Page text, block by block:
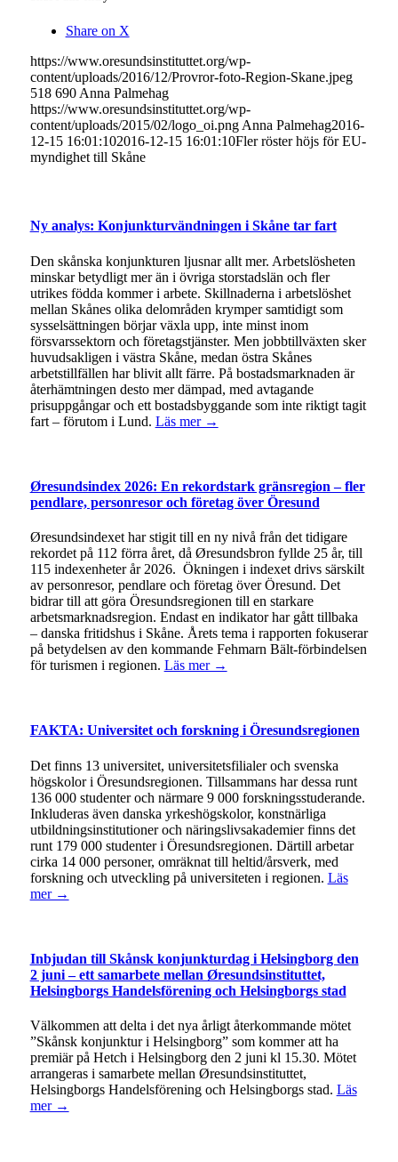
Share on X
https://www.oresundsinstituttet.org/wp-
content/uploads/2016/12/Provror-foto-Region-Skane.jpeg
518 690 Anna Palmehag
https://www.oresundsinstituttet.org/wp-
content/uploads/2015/02/logo_oi.png Anna Palmehag2016-
12-15 16:01:102016-12-15 16:01:10Fler röster höjs för EU-
myndighet till Skåne
Ny analys: Konjunkturvändningen i Skåne tar fart
Den skånska konjunkturen ljusnar allt mer. Arbetslösheten
minskar betydligt mer än i övriga storstadslän och fler
utrikes födda kommer i arbete. Skillnaderna i arbetslöshet
mellan Skånes olika delområden krymper samtidigt som
sysselsättningen börjar växla upp, inte minst inom
försvarssektorn och företagstjänster. Men jobbtillväxten sker
huvudsakligen i västra Skåne, medan östra Skånes
arbetstillfällen har blivit allt färre. På bostadsmarknaden är
återhämtningen desto mer dämpad, med avtagande
prisuppgångar och ett bostadsbyggande som inte riktigt tagit
fart – förutom i Lund. Läs mer →
Øresundsindex 2026: En rekordstark gränsregion – fler
pendlare, personresor och företag över Öresund
Øresundsindexet har stigit till en ny nivå från det tidigare
rekordet på 112 förra året, då Øresundsbron fyllde 25 år, till
115 indexenheter år 2026. Ökningen i indexet drivs särskilt
av personresor, pendlare och företag över Öresund. Det
bidrar till att göra Öresundsregionen till en starkare
arbetsmarknadsregion. Endast en indikator har gått tillbaka
– danska fritidshus i Skåne. Årets tema i rapporten fokuserar
på betydelsen av den kommande Fehmarn Bält-förbindelsen
för turismen i regionen. Läs mer →
FAKTA: Universitet och forskning i Öresundsregionen
Det finns 13 universitet, universitetsfilialer och svenska
högskolor i Öresundsregionen. Tillsammans har dessa runt
136 000 studenter och närmare 9 000 forskningsstuderande.
Inkluderas även danska yrkeshögskolor, konstnärliga
utbildningsinstitutioner och näringslivsakademier finns det
runt 179 000 studenter i Öresundsregionen. Därtill arbetar
cirka 14 000 personer, omräknat till heltid/årsverk, med
forskning och utveckling på universiteten i regionen. Läs
mer →
Inbjudan till Skånsk konjunkturdag i Helsingborg den
2 juni – ett samarbete mellan Øresundsinstituttet,
Helsingborgs Handelsförening och Helsingborgs stad
Välkommen att delta i det nya årligt återkommande mötet
”Skånsk konjunktur i Helsingborg” som kommer att ha
premiär på Hetch i Helsingborg den 2 juni kl 15.30. Mötet
arrangeras i samarbete mellan Øresundsinstituttet,
Helsingborgs Handelsförening och Helsingborgs stad. Läs
mer →